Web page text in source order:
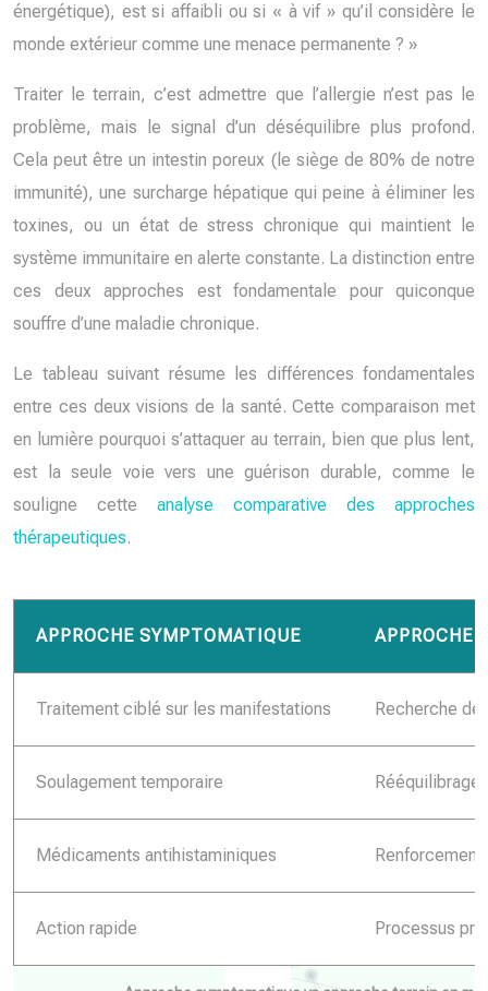
énergétique), est si affaibli ou si « à vif » qu’il considère le
monde extérieur comme une menace permanente ? »
Traiter le terrain, c’est admettre que l’allergie n’est pas le
problème, mais le signal d’un déséquilibre plus profond.
Cela peut être un intestin poreux (le siège de 80% de notre
immunité), une surcharge hépatique qui peine à éliminer les
toxines, ou un état de stress chronique qui maintient le
système immunitaire en alerte constante. La distinction entre
ces deux approches est fondamentale pour quiconque
souffre d’une maladie chronique.
Le tableau suivant résume les différences fondamentales
entre ces deux visions de la santé. Cette comparaison met
en lumière pourquoi s’attaquer au terrain, bien que plus lent,
est la seule voie vers une guérison durable, comme le
souligne cette analyse comparative des approches
thérapeutiques.
APPROCHE SYMPTOMATIQUE APPROCHE
Traitement ciblé sur les manifestations Recherche
Soulagement temporaire Rééquilibrage
Médicaments antihistaminiques
Action rapide Processus